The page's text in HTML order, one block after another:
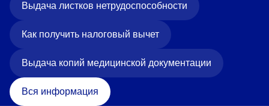
Выдача листков нетрудоспособности
Как получить налоговый вычет
Выдача копий медицинской документации
Вся информация